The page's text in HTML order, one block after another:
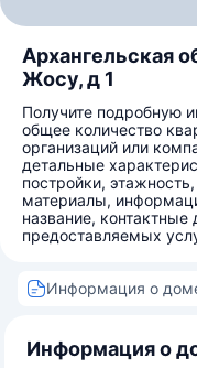
Архангельская
Жосу, д 1
Получите подробную
общее количество
организаций или
детальные
постройки,
материалы,
название,
предоставляемых
Информация о
Информация о